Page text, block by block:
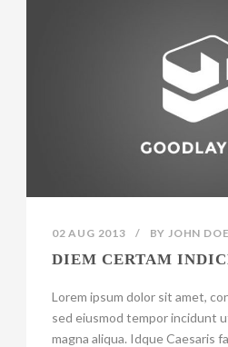
02 AUG 2013 / BY JOHN DOE
DIEM CERTAM
Lorem ipsum dolor sit amet,
sed eiusmod tempor incidunt
magna aliqua. Idque Caesaris